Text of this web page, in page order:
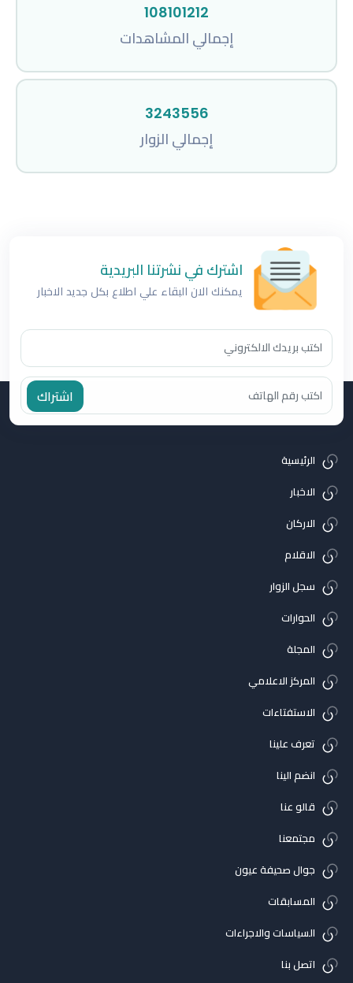
108101212
إجمالي المشاهدات
3243556
إجمالي الزوار
اشترك في نشرتنا البريدية
يمكنك الان البقاء علي اطلاع بكل جديد الاخبار
اشتراك
الرئيسية
الاخبار
الاركان
الاقلام
سجل الزوار
الحوارات
المجلة
المركز الاعلامي
الاستفتاءات
تعرف علينا
انضم الينا
قالو عنا
مجتمعنا
جوال صحيفة عيون
المسابقات
السياسات والاجراءات
اتصل بنا